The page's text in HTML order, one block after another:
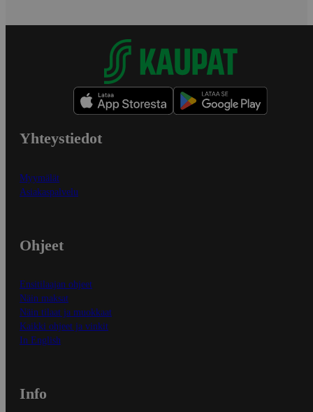
Yhteystiedot
Myymälät
Asiakaspalvelu
Ohjeet
Ensitilaajan ohjeet
Näin maksat
Näin tilaat ja muokkaat
Kaikki ohjeet ja vinkit
In English
Info